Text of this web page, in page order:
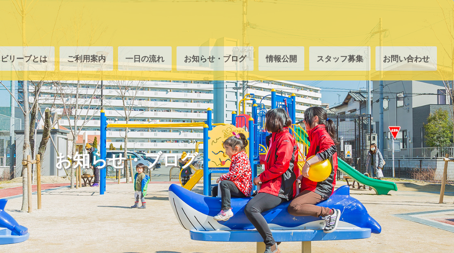
ビリーブとは ご利用案内 一日の流れ お知らせ・ブログ 情報公開 スタッフ募集 お問い合わせ
お知らせ・ブログ